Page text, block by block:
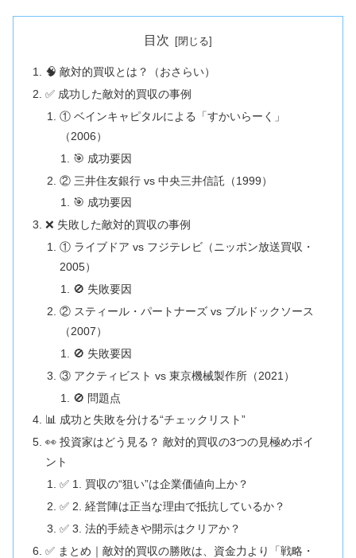
目次
🧠 敵対的買収とは？（おさらい）
✅ 成功した敵対的買収の事例
① ベインキャピタルによる「すかいらーく」
（2006）
🎯 成功要因
② 三井住友銀行 vs 中央三井信託（1999）
🎯 成功要因
❌ 失敗した敵対的買収の事例
① ライブドア vs フジテレビ（ニッポン放送買収・
2005）
🚫 失敗要因
② スティール・パートナーズ vs ブルドックソース
（2007）
🚫 失敗要因
③ アクティビスト vs 東京機械製作所（2021）
🚫 問題点
📊 成功と失敗を分ける“チェックリスト”
👀 投資家はどう見る？ 敵対的買収の3つの見極めポイ
ント
✅ 1. 買収の“狙い”は企業価値向上か？
✅ 2. 経営陣は正当な理由で抵抗しているか？
✅ 3. 法的手続きや開示はクリアか？
✅ まとめ｜敵対的買収の勝敗は、資金力より「戦略・